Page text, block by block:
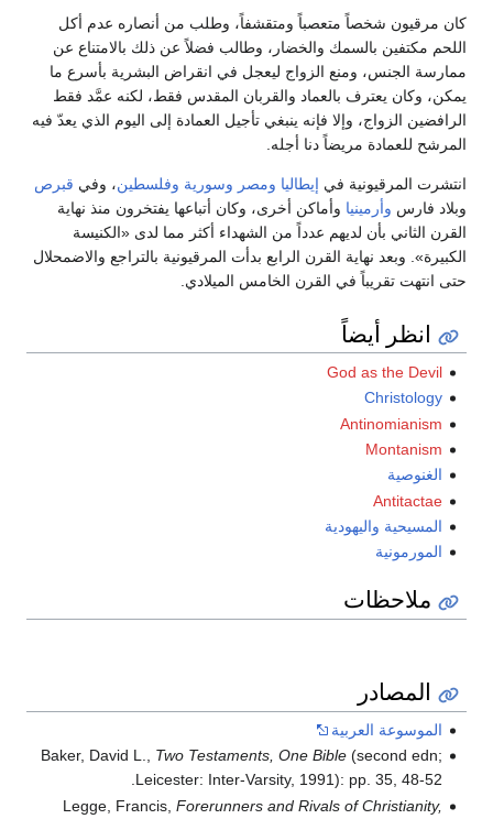
كان مرقيون شخصاً متعصباً ومتقشفاً، وطلب من أنصاره عدم أكل
اللحم مكتفين بالسمك والخضار، وطالب فضلاً عن ذلك بالامتناع عن
ممارسة الجنس، ومنع الزواج ليعجل في انقراض البشرية بأسرع ما
يمكن، وكان يعترف بالعماد والقربان المقدس فقط، لكنه عمَّد فقط
الرافضين الزواج، وإلا فإنه ينبغي تأجيل العمادة إلى اليوم الذي يعدّ فيه
المرشح للعمادة مريضاً دنا أجله.
انتشرت المرقيونية في إيطاليا ومصر وسورية وفلسطين، وفي قبرص
وبلاد فارس وأرمينيا وأماكن أخرى، وكان أتباعها يفتخرون منذ نهاية
القرن الثاني بأن لديهم عدداً من الشهداء أكثر مما لدى «الكنيسة
الكبيرة». وبعد نهاية القرن الرابع بدأت المرقيونية بالتراجع والاضمحلال
حتى انتهت تقريباً في القرن الخامس الميلادي.
انظر أيضاً
God as the Devil
Christology
Antinomianism
Montanism
الغنوصية
Antitactae
المسيحية واليهودية
المورمونية
ملاحظات
المصادر
الموسوعة العربية
Baker, David L., Two Testaments, One Bible(second edn;
Leicester: Inter-Varsity, 1991): pp. 35, 48-52.
Legge, Francis, Forerunners and Rivals of Christianity,